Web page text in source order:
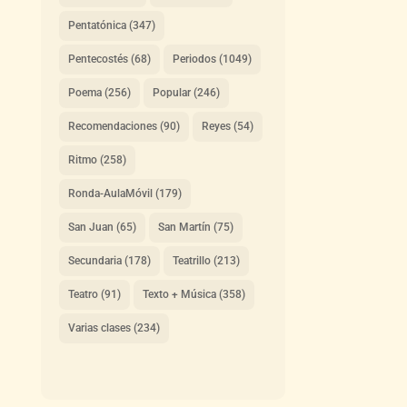
Pentatónica(347)
Pentecostés(68) Periodos(1049)
Poema(256) Popular(246)
Recomendaciones(90) Reyes(54)
Ritmo(258)
Ronda-AulaMóvil (179)
San Juan (65) San Martín (75)
Secundaria(178) Teatrillo(213)
Teatro(91) Texto + Música(358)
Varias clases(234)